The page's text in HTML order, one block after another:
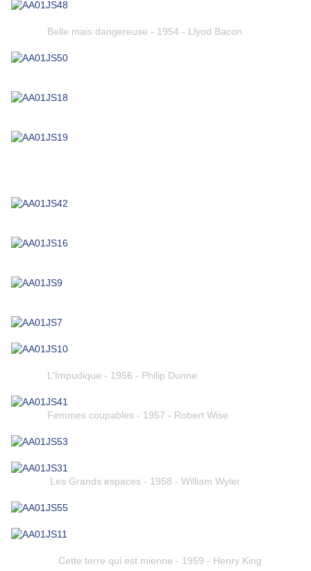
Belle mais dangereuse - 1954 - Llyod Bacon
L'Impudique - 1956 - Philip Dunne
Femmes coupables - 1957 - Robert Wise
Les Grands espaces - 1958 - William Wyler
Cette terre qui est mienne - 1959 - Henry King